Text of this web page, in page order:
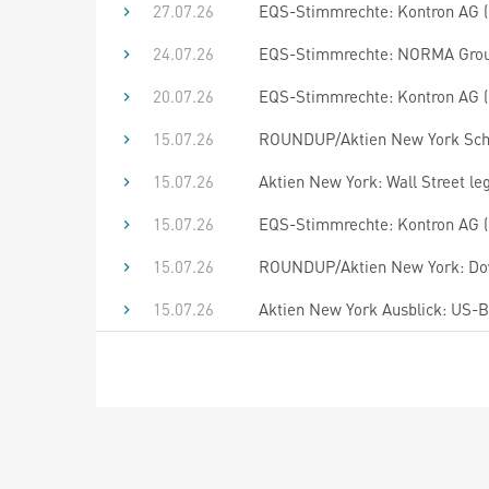
27.07.26
EQS-Stimmrechte: Kontron AG
24.07.26
EQS-Stimmrechte: NORMA
20.07.26
EQS-Stimmrechte: Kontron AG
15.07.26
ROUNDUP/Aktien New York
15.07.26
Aktien New York: Wall Street
15.07.26
EQS-Stimmrechte: Kontron AG
15.07.26
ROUNDUP/Aktien New York:
15.07.26
Aktien New York Ausblick: